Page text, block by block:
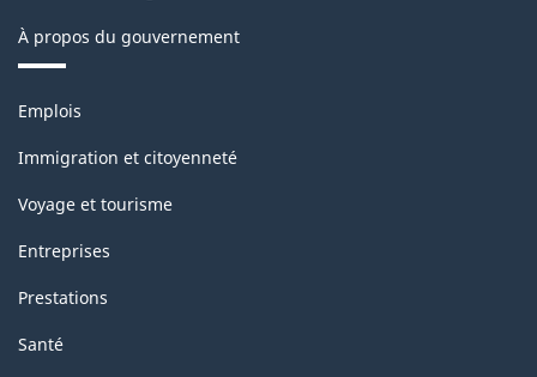
À propos du gouvernement
Thèmes
sujets
Emplois
Immigration et citoyenneté
Voyage et tourisme
Entreprises
Prestations
Santé